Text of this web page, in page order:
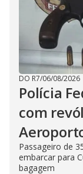
DO R7/06/08/2026
Polícia
com
Passageiro de
embarcar para
bagagem